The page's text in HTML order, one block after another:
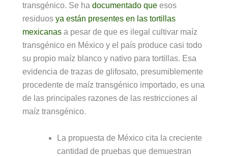
transgénico. Se ha documentado que esos
residuos ya están presentes en las tortillas
mexicanas a pesar de que es ilegal cultivar maíz
transgénico en México y el país produce casi todo
su propio maíz blanco y nativo para tortillas. Esa
evidencia de trazas de glifosato, presumiblemente
procedente de maíz transgénico importado, es una
de las principales razones de las restricciones al
maíz transgénico.
La propuesta de México cita la creciente
cantidad de pruebas que demuestran